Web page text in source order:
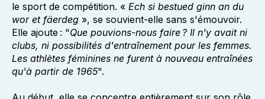
le sport de compétition. « Ech si bestued ginn an du
wor et fäerdeg », se souvient-elle sans s'émouvoir.
Elle ajoute : "Que pouvions-nous faire ? Il n'y avait ni
clubs, ni possibilités d'entraînement pour les femmes.
Les athlètes féminines ne furent à nouveau entraînées
qu'à partir de 1965".